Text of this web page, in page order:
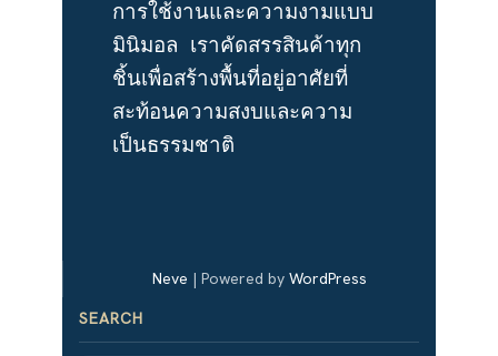
การใช้งานและความงามแบบ
มินิมอล เราคัดสรรสินค้าทุก
ชิ้นเพื่อสร้างพื้นที่อยู่อาศัยที่
สะท้อนความสงบและความ
เป็นธรรมชาติ
Neve | Powered by WordPress
SEARCH